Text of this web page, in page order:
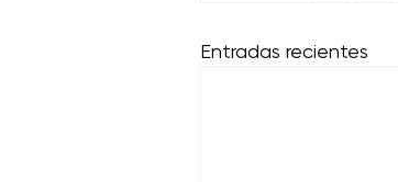
Entradas recientes